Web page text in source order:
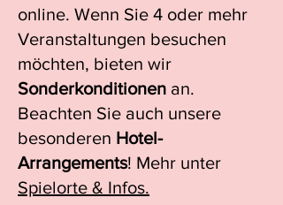
online. Wenn Sie 4 oder mehr
Veranstaltungen besuchen
möchten, bieten wir
Sonderkonditionen an.
Beachten Sie auch unsere
besonderen Hotel-
Arrangements! Mehr unter
Spielorte & Infos.